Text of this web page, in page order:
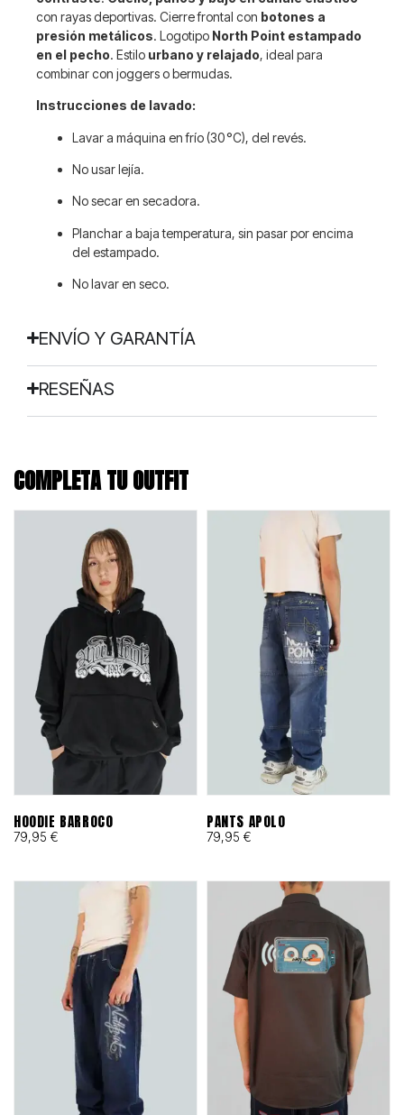
con rayas deportivas. Cierre frontal con botones a
presión metálicos. Logotipo North Point estampado
en el pecho. Estilo urbano y relajado, ideal para
combinar con joggers o bermudas.
Instrucciones de lavado:
Lavar a máquina en frío (30 °C), del revés.
No usar lejía.
No secar en secadora.
Planchar a baja temperatura, sin pasar por encima
del estampado.
No lavar en seco.
ENVÍO Y GARANTÍA
RESEÑAS
COMPLETA TU OUTFIT
HOODIE BARROCO
79,95 €
PANTS APOLO
79,95 €